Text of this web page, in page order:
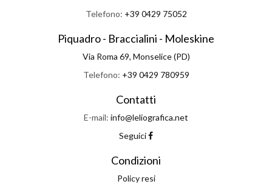
Telefono: +39 0429 75052
Piquadro - Braccialini - Moleskine
Via Roma 69, Monselice (PD)
Telefono: +39 0429 780959
Contatti
E-mail: info@leliografica.net
Seguici
Condizioni
Policy resi